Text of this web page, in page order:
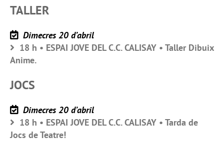
TALLER
Dimecres 20 d’abril
18 h • ESPAI JOVE DEL C.C. CALISAY • Taller Dibuix
Anime.
JOCS
Dimecres 20 d’abril
18 h • ESPAI JOVE DEL C.C. CALISAY • Tarda de
Jocs de Teatre!